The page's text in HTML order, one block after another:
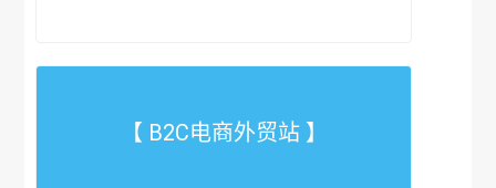
【 B2C电商外贸站 】